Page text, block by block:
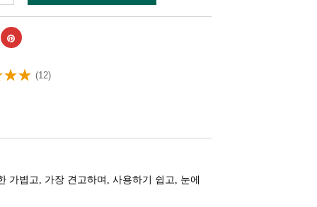
(12)
가볍고, 가장 견고하며, 사용하기 쉽고, 눈에